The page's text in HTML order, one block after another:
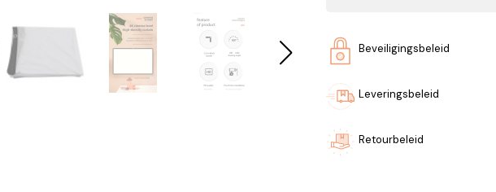
Beveiligingsbeleid
Leveringsbeleid
Retourbeleid